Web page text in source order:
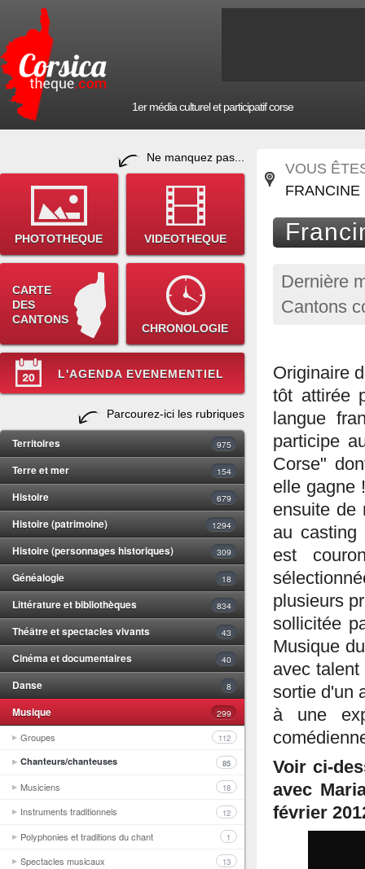
1er média culturel et participatif corse
Ne manquez pas...
PHOTOTHEQUE VIDEOTHEQUE
CARTE
DES
CANTONS
CHRONOLOGIE
L'AGENDA EVENEMENTIEL
Parcourez-ici les rubriques
Territoires 975
Terre et mer 154
Histoire 679
Histoire (patrimoine) 1294
Histoire (personnages historiques) 309
Généalogie 18
Littérature et bibliothèques 834
Théâtre et spectacles vivants 43
Cinéma et documentaires 40
Danse 8
Musique 299
Groupes 112
Chanteurs/chanteuses 85
Musiciens 18
Instruments traditionnels 12
Polyphonies et traditions du chant 1
Spectacles musicaux 13
VOUS
FRANCINE
Dernière
Cantons
Originaire
tôt attirée
langue
participe
Corse"
elle gagne
ensuite de
au casting
est
plusieurs
sollicitée
Musique
avec
sortie d'un
à une
Voir ci-
avec
février